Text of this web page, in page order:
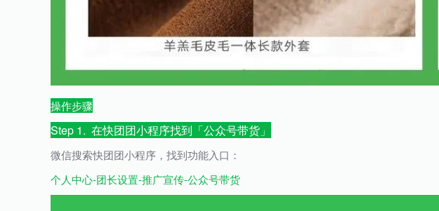
操作步骤
Step 1. 在快团团小程序找到「公众号带货」
微信搜索快团团小程序，找到功能入口：
个人中心-团长设置-推广宣传-公众号带货